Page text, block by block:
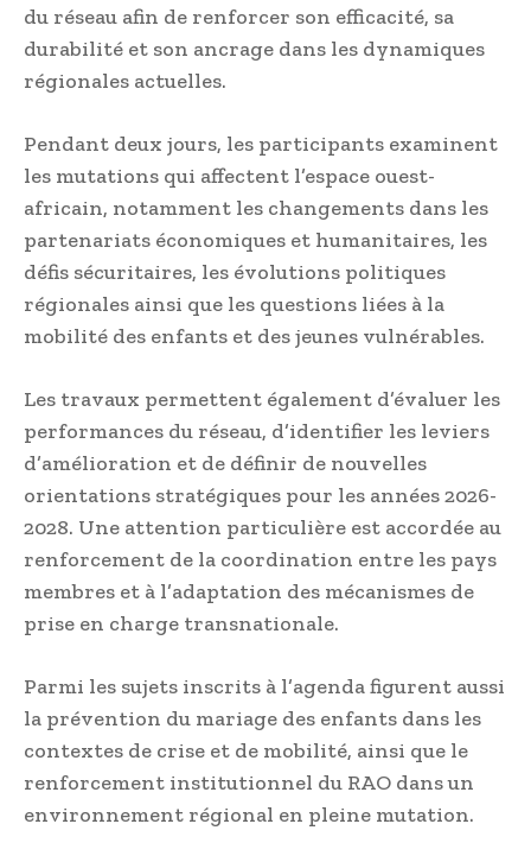
du réseau afin de renforcer son efficacité, sa
durabilité et son ancrage dans les dynamiques
régionales actuelles.
Pendant deux jours, les participants examinent
les mutations qui affectent l’espace ouest-
africain, notamment les changements dans les
partenariats économiques et humanitaires, les
défis sécuritaires, les évolutions politiques
régionales ainsi que les questions liées à la
mobilité des enfants et des jeunes vulnérables.
Les travaux permettent également d’évaluer les
performances du réseau, d’identifier les leviers
d’amélioration et de définir de nouvelles
orientations stratégiques pour les années 2026-
2028. Une attention particulière est accordée au
renforcement de la coordination entre les pays
membres et à l’adaptation des mécanismes de
prise en charge transnationale.
Parmi les sujets inscrits à l’agenda figurent aussi
la prévention du mariage des enfants dans les
contextes de crise et de mobilité, ainsi que le
renforcement institutionnel du RAO dans un
environnement régional en pleine mutation.